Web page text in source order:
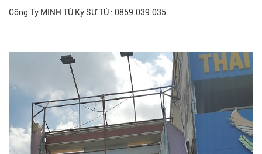
Công Ty MINH TÚ Kỹ SƯ TÚ : 0859.039.035